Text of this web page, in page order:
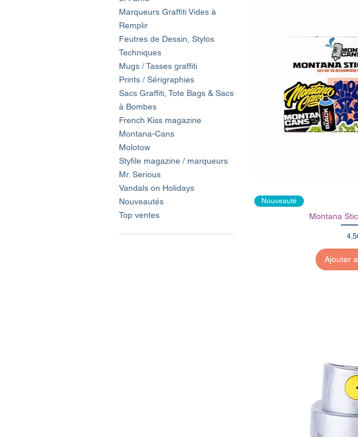
Marqueurs Graffiti Vides à
Remplir
Feutres de Dessin, Stylos
Techniques
Mugs / Tasses graffiti
Prints / Sérigraphies
Sacs Graffiti, Tote Bags & Sacs
à Bombes
French Kiss magazine
Montana-Cans
Molotow
Styfile magazine / marqueurs
Mr. Serious
Vandals on Holidays
Nouveautés
Top ventes
Nouveauté
Montana
Prix
Ajouter